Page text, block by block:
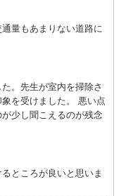
量もあまりない道路に
。先生が室内を掃除さ
を受けました。 悪い点
少し聞こえるのが残念
ところが良いと思いま